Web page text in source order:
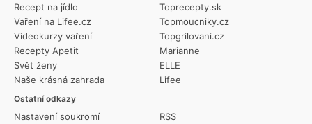
Recept na jídlo
Vaření na Lifee.cz
Videokurzy vaření
Recepty Apetit
Svět ženy
Naše krásná zahrada
Ostatní odkazy
Nastavení soukromí
RSS
Toprecepty.sk
Topmoucniky.cz
Topgrilovani.cz
Marianne
ELLE
Lifee